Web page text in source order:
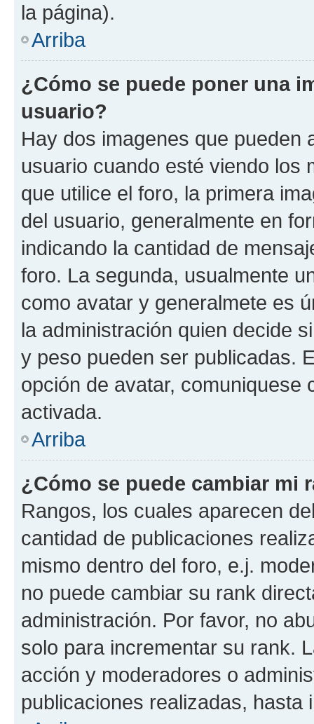
la página).
Arriba
¿Cómo se puede poner una
usuario?
Hay dos imagenes que pueden
usuario cuando esté viendo los
que utilice el foro, la primera
del usuario, generalmente en
indicando la cantidad de
foro. La segunda, usualmente
como avatar y generalmete es
la administración quien decide
y peso pueden ser publicadas.
opción de avatar, comuniquese
activada.
Arriba
¿Cómo se puede cambiar mi
Rangos, los cuales aparecen
cantidad de publicaciones
mismo dentro del foro, e.j.
no puede cambiar su rank
administración. Por favor, no
solo para incrementar su rank.
acción y moderadores o
publicaciones realizadas, hasta